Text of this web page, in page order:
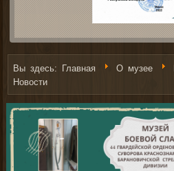
Вы здесь: Главная О музее
Новости